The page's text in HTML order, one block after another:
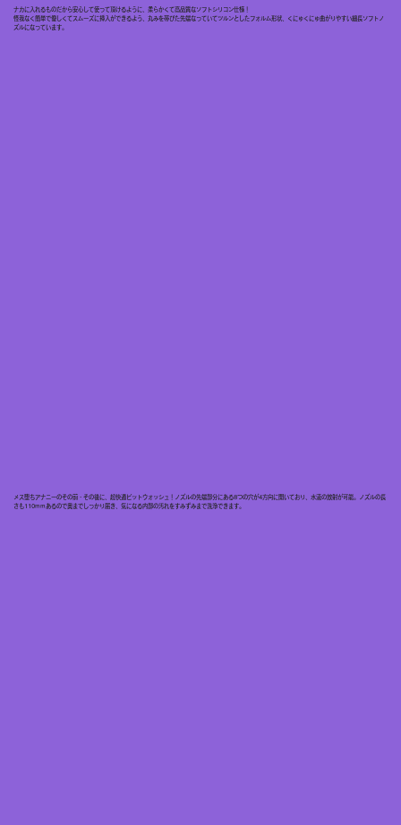
ナカに入れるものだから安心して使って頂けるように、柔らかくて高品質なソフトシリコン仕様！
怪我なく簡単で優しくてスムーズに挿入ができるよう、丸みを帯びた先端なっていてツルンとしたフォルム形状、くにゅくにゅ曲がりやすい細長ソフトノ
ズルになっています。
メス堕ちアナニーのその前・その後に、超快適ピットウォッシュ！ノズルの先端部分にある8つの穴が4方向に開いており、水流の放射が可能。ノズルの長
さも110mmあるので奥までしっかり届き、気になる内部の汚れをすみずみまで洗浄できます。